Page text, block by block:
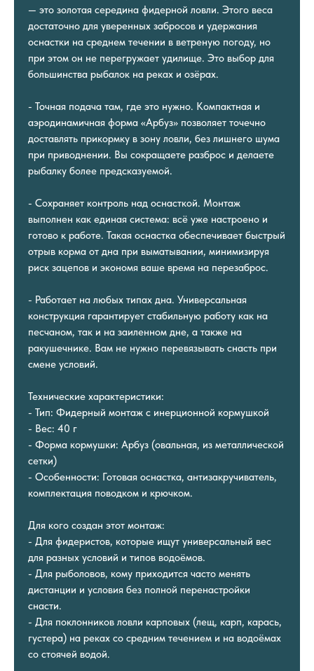
— это золотая середина фидерной ловли. Этого веса
достаточно для уверенных забросов и удержания
оснастки на среднем течении в ветреную погоду, но
при этом он не перегружает удилище. Это выбор для
большинства рыбалок на реках и озёрах.
- Точная подача там, где это нужно. Компактная и
аэродинамичная форма «Арбуз» позволяет точечно
доставлять прикормку в зону ловли, без лишнего шума
при приводнении. Вы сокращаете разброс и делаете
рыбалку более предсказуемой.
- Сохраняет контроль над оснасткой. Монтаж
выполнен как единая система: всё уже настроено и
готово к работе. Такая оснастка обеспечивает быстрый
отрыв корма от дна при выматывании, минимизируя
риск зацепов и экономя ваше время на перезаброс.
- Работает на любых типах дна. Универсальная
конструкция гарантирует стабильную работу как на
песчаном, так и на заиленном дне, а также на
ракушечнике. Вам не нужно перевязывать снасть при
смене условий.
Технические характеристики:
- Тип: Фидерный монтаж с инерционной кормушкой
- Вес: 40 г
- Форма кормушки: Арбуз (овальная, из металлической
сетки)
- Особенности: Готовая оснастка, антизакручиватель,
комплектация поводком и крючком.
Для кого создан этот монтаж:
- Для фидеристов, которые ищут универсальный вес
для разных условий и типов водоёмов.
- Для рыболовов, кому приходится часто менять
дистанции и условия без полной перенастройки
снасти.
- Для поклонников ловли карповых (лещ, карп, карась,
густера) на реках со средним течением и на водоёмах
со стоячей водой.